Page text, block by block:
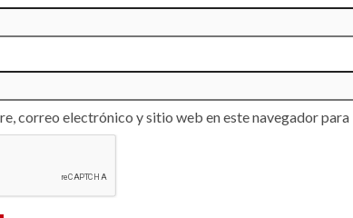
correo electrónico y sitio web en este navegador